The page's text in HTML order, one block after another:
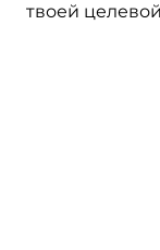
твоей